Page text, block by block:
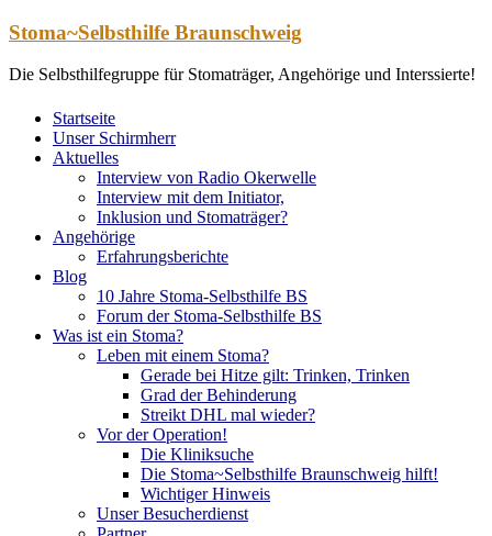
Zum
springen
Stoma~Selbsthilfe Braunschweig
Die Selbsthilfegruppe für Stomaträger, Angehörige und Interssierte!
Startseite
Unser Schirmherr
Aktuelles
Interview von Radio Okerwelle
Interview mit dem Initiator,
Inklusion und Stomaträger?
Angehörige
Erfahrungsberichte
Blog
10 Jahre Stoma-Selbsthilfe BS
Forum der Stoma-Selbsthilfe BS
Was ist ein Stoma?
Leben mit einem Stoma?
Gerade bei Hitze gilt: Trinken, Trinken
Grad der Behinderung
Streikt DHL mal wieder?
Vor der Operation!
Die Kliniksuche
Die Stoma~Selbsthilfe Braunschweig hilft!
Wichtiger Hinweis
Unser Besucherdienst